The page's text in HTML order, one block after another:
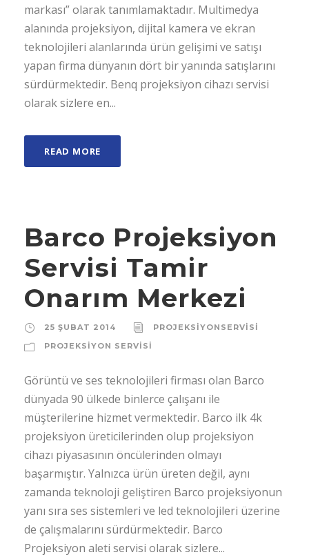
markası” olarak tanımlamaktadır. Multimedya
alanında projeksiyon, dijital kamera ve ekran
teknolojileri alanlarında ürün gelişimi ve satışı
yapan firma dünyanın dört bir yanında satışlarını
sürdürmektedir. Benq projeksiyon cihazı servisi
olarak sizlere en...
READ MORE
Barco Projeksiyon
Servisi Tamir
Onarım Merkezi
25 ŞUBAT 2014
PROJEKSIYONSERVISI
PROJEKSIYON SERVISI
Görüntü ve ses teknolojileri firması olan Barco
dünyada 90 ülkede binlerce çalışanı ile
müşterilerine hizmet vermektedir. Barco ilk 4k
projeksiyon üreticilerinden olup projeksiyon
cihazı piyasasının öncülerinden olmayı
başarmıştır. Yalnızca ürün üreten değil, aynı
zamanda teknoloji geliştiren Barco projeksiyonun
yanı sıra ses sistemleri ve led teknolojileri üzerine
de çalışmalarını sürdürmektedir. Barco
Projeksiyon aleti servisi olarak sizlere...